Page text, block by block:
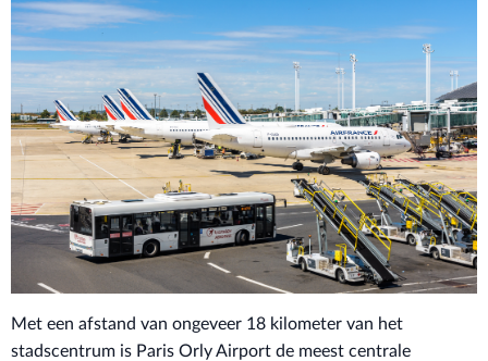
Met een afstand van ongeveer 18 kilometer van het
stadscentrum is Paris Orly Airport de meest centrale